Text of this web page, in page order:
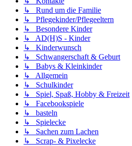
↳ Rund um die Familie
↳ Pflegekinder/Pflegeeltern
↳ Besondere Kinder
↳ AD(H)S - Kinder
↳ Kinderwunsch
↳ Schwangerschaft & Geburt
↳ Babys & Kleinkinder
↳ Allgemein
↳ Schulkinder
↳ Spiel, Spaß, Hobby & Freizeit
↳ Facebookspiele
↳ basteln
↳ Spielecke
↳ Sachen zum Lachen
↳ Scrap- & Pixelecke